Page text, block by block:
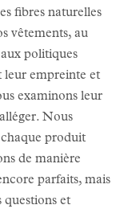
fibres naturelles
vêtements, au
politiques
leur empreinte et
examinons leur
Nous
produit
de manière
parfaits, mais
questions et